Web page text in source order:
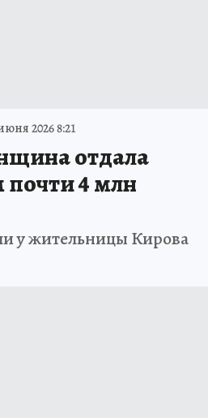
2026 8:21
отдала
4 млн
у жительницы Кирова